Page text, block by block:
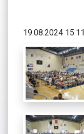
19.08.2024 15:11